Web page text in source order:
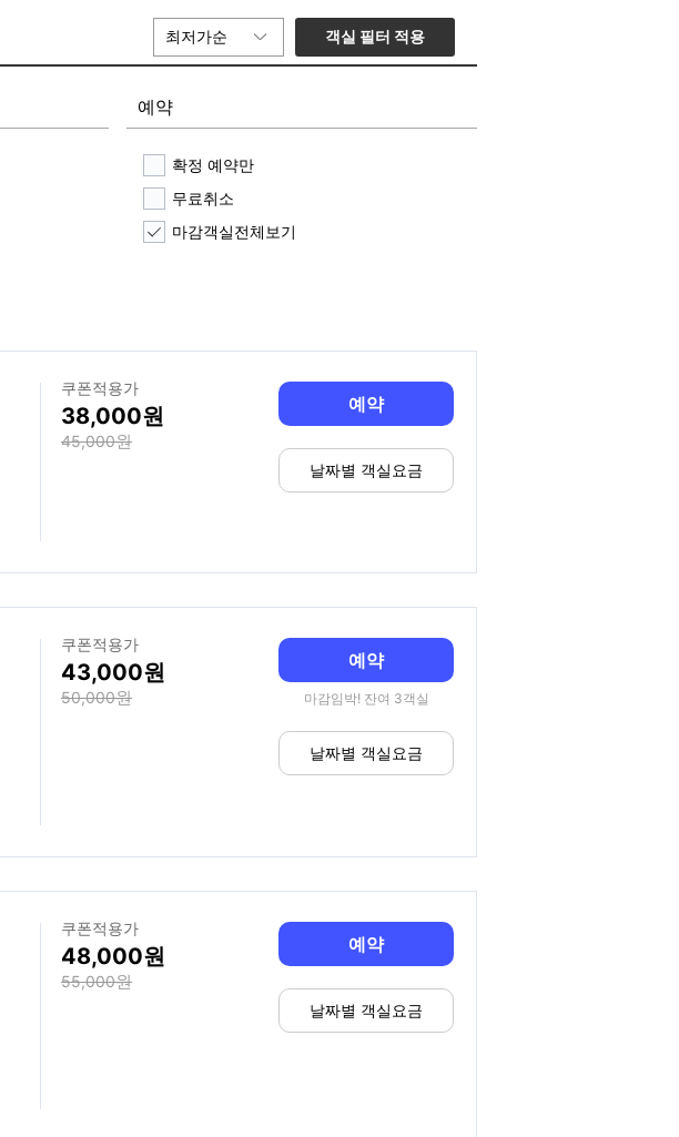
최저가순 객실 필터 적용
예약
확정 예약만
무료취소
마감객실전체보기
쿠폰적용가
38,000
45,000
예약
날짜별 객실요금
쿠폰적용가
43,000
50,000
예약
마감임박! 잔여 3객실
날짜별 객실요금
쿠폰적용가
48,000
55,000
예약
날짜별 객실요금